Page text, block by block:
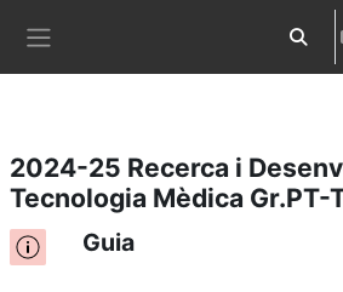
Ves al contingut principal
2024-25 Recerca i
Tecnologia Mèdica
Guia